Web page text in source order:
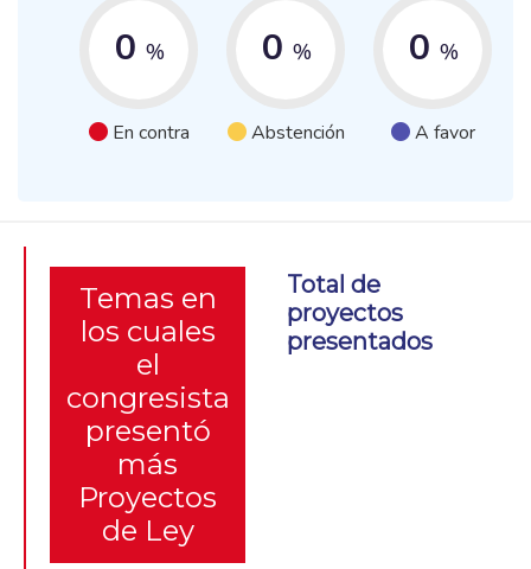
0 %
En contra
0 %
Abstención
0 %
A favor
Temas en
los cuales
el
congresista
presentó
más
Proyectos
de Ley
Total de
proyectos
presentados